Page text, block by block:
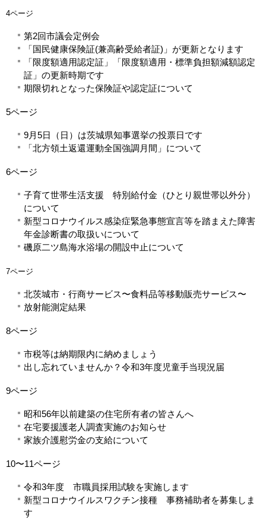
4ページ
第2回市議会定例会
「国民健康保険証(兼高齢受給者証)」が更新となります
「限度額適用認定証」「限度額適用・標準負担額減額認定
証」の更新時期です
期限切れとなった保険証や認定証について
5ページ
9月5日（日）は茨城県知事選挙の投票日です
「北方領土返還運動全国強調月間」について
6ページ
子育て世帯生活支援 特別給付金（ひとり親世帯以外分）
について
新型コロナウイルス感染症緊急事態宣言等を踏まえた障害
年金診断書の取扱いについて
磯原二ツ島海水浴場の開設中止について
7ページ
北茨城市・行商サービス〜食料品等移動販売サービス〜
放射能測定結果
8ページ
市税等は納期限内に納めましょう
出し忘れていませんか？令和3年度児童手当現況届
9ページ
昭和56年以前建築の住宅所有者の皆さんへ
在宅要援護老人調査実施のお知らせ
家族介護慰労金の支給について
10〜11ページ
令和3年度 市職員採用試験を実施します
新型コロナウイルスワクチン接種 事務補助者を募集しま
す